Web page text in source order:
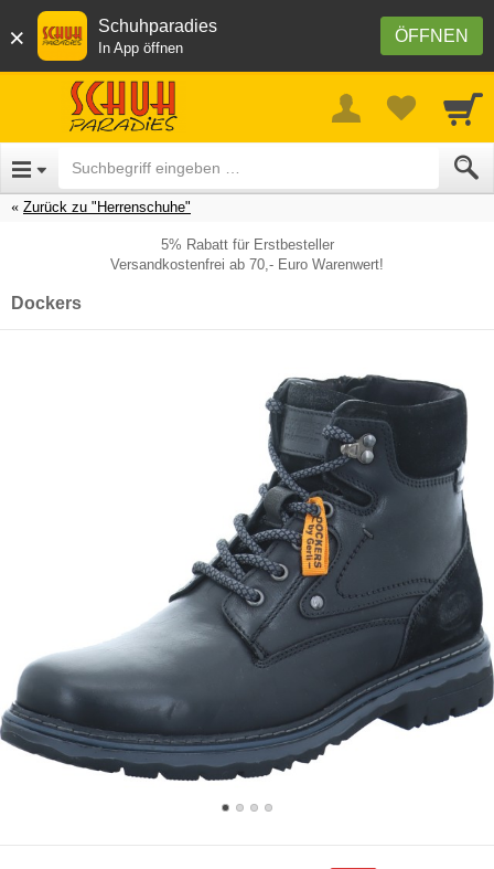
× ÖFFNEN
Schuhparadies
In App öffnen
Zurück zu "Herrenschuhe"
5% Rabatt für Erstbesteller
Versandkostenfrei ab 70,- Euro Warenwert!
Dockers